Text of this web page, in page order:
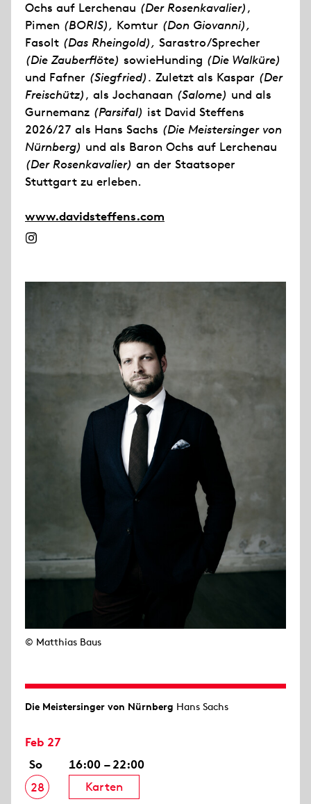
Ochs auf Lerchenau (Der Rosenkavalier),
Pimen (BORIS), Komtur (Don Giovanni),
Fasolt (Das Rheingold), Sarastro/Sprecher
(Die Zauberflöte) sowieHunding (Die Walküre)
und Fafner (Siegfried). Zuletzt als Kaspar (Der
Freischütz), als Jochanaan (Salome) und als
Gurnemanz (Parsifal) ist David Steffens
2026/27 als Hans Sachs (Die Meistersinger von
Nürnberg) und als Baron Ochs auf Lerchenau
(Der Rosenkavalier) an der Staatsoper
Stuttgart zu erleben.
www.davidsteffens.com
© Matthias Baus
Die Meistersinger von Nürnberg Hans Sachs
Feb 27
So
28
16:00 – 22:00
Karten